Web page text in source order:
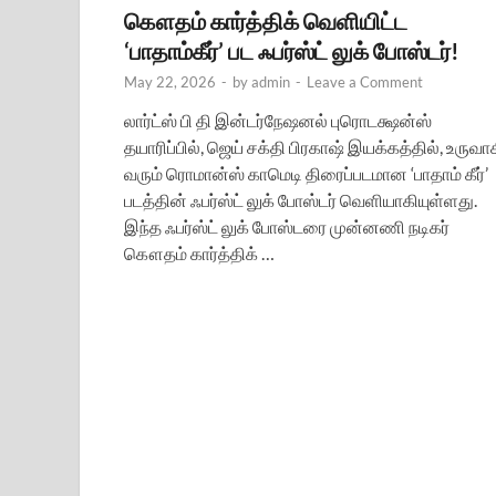
கௌதம் கார்த்திக் வெளியிட்ட
‘பாதாம்கீர்’ பட ஃபர்ஸ்ட் லுக் போஸ்டர்!
May 22, 2026 - byadmin - Leave a Comment
லார்ட்ஸ் பி தி இன்டர்நேஷனல் புரொடக்ஷன்ஸ்
தயாரிப்பில், ஜெய் சக்தி பிரகாஷ் இயக்கத்தில்,
வரும் ரொமான்ஸ் காமெடி திரைப்படமான ‘பாதாம் கீர்’
படத்தின் ஃபர்ஸ்ட் லுக் போஸ்டர் வெளியாகியுள்ளது.
இந்த ஃபர்ஸ்ட் லுக் போஸ்டரை முன்னணி நடிகர்
கௌதம் கார்த்திக் …